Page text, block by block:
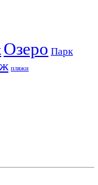
Озеро Парк
пляжи